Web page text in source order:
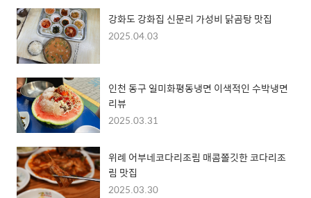
강화도 강화집 신문리 가성비 닭곰탕 맛집
2025.04.03
인천 동구 일미화평동냉면 이색적인 수박냉면
리뷰
2025.03.31
위례 어부네코다리조림 매콤쫄깃한 코다리조
림 맛집
2025.03.30